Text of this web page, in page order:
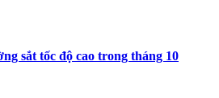
sắt tốc độ cao trong tháng 10